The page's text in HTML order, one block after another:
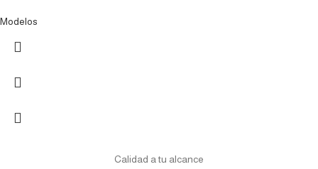
Modelos
Calidad a tu alcance